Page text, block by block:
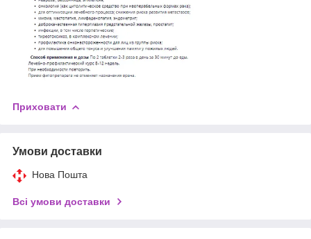
Приховати
Умови доставки
Нова Пошта
Всі умови доставки